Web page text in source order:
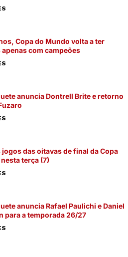
Copa do Mundo volta a ter
com campeões
anuncia Dontrell Brite e retorno
das oitavas de final da Copa
terça (7)
anuncia Rafael Paulichi e Daniel
para a temporada 26/27